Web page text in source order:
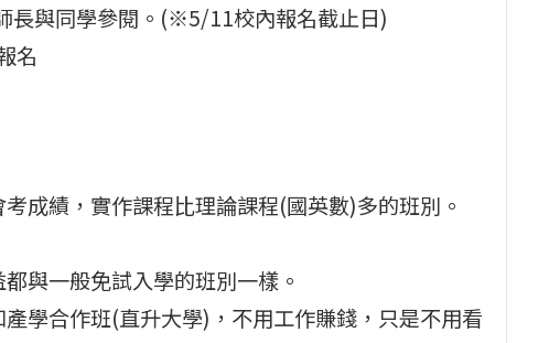
長與同學參閱。(※5/11校內報名截止日)
名
成績，實作課程比理論課程(國英數)多的班別。
與一般免試入學的班別一樣。
學合作班(直升大學)，不用工作賺錢，只是不用看